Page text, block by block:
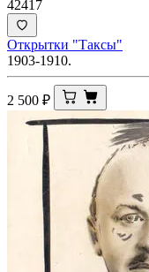
42417
Открытки "Таксы"
1903-1910.
2 500 ₽